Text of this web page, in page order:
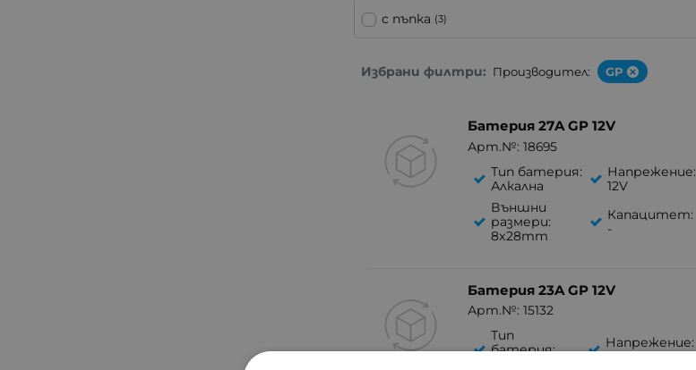
с пъпка (3)
Избрани филтри: Производител: GP
Батерия 27A GP 12V
Арт.№: 18695
Тип батерия:
Алкална
Напрежение:
12V
Външни
размери:
8x28mm
Капацитет:
-
Батерия 23A GP 12V
Арт.№: 15132
Тип
батерия:
Напрежение: